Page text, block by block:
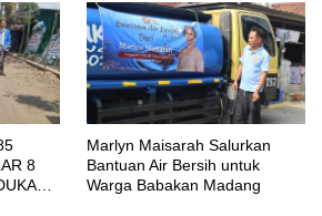
8
Marlyn Maisarah Salurkan
Bantuan Air Bersih untuk
Warga Babakan Madang